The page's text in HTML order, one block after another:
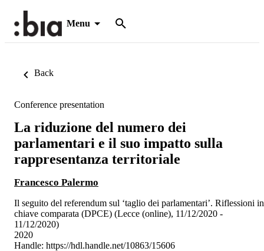
Menu
Back
Conference presentation
La riduzione del numero dei
parlamentari e il suo impatto sulla
rappresentanza territoriale
Francesco Palermo
Il seguito del referendum sul ‘taglio dei parlamentari’. Riflessioni in
chiave comparata (DPCE) (Lecce (online), 11/12/2020 -
11/12/2020)
2020
Handle: https://hdl.handle.net/10863/15606